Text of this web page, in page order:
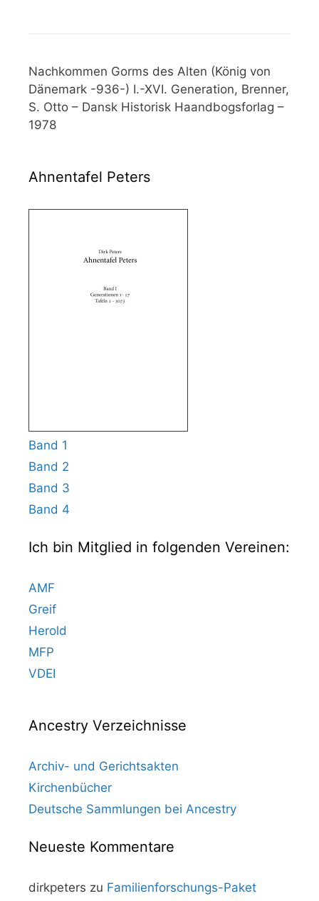
Nachkommen Gorms des Alten (König von
Dänemark -936-) I.-XVI. Generation, Brenner,
S. Otto – Dansk Historisk Haandbogsforlag –
1978
Ahnentafel Peters
Band 1
Band 2
Band 3
Band 4
Ich bin Mitglied in folgenden Vereinen:
AMF
Greif
Herold
MFP
VDEI
Ancestry Verzeichnisse
Archiv- und Gerichtsakten
Kirchenbücher
Deutsche Sammlungen bei Ancestry
Neueste Kommentare
dirkpeters zu Familienforschungs-Paket